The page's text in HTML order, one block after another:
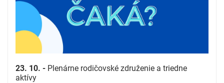
23. 10. - Plenárne rodičovské združenie a triedne
aktívy